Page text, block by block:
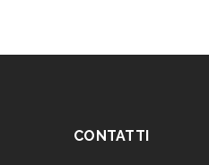
CONTATTI